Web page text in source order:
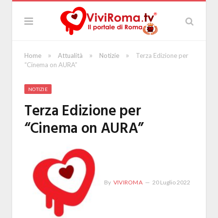
Home » Attualità » Notizie »
Terza Edizione per
“Cinema on AURA”
NOTIZIE
Terza Edizione per
“Cinema on AURA”
By VIVIROMA 20 Luglio 2022